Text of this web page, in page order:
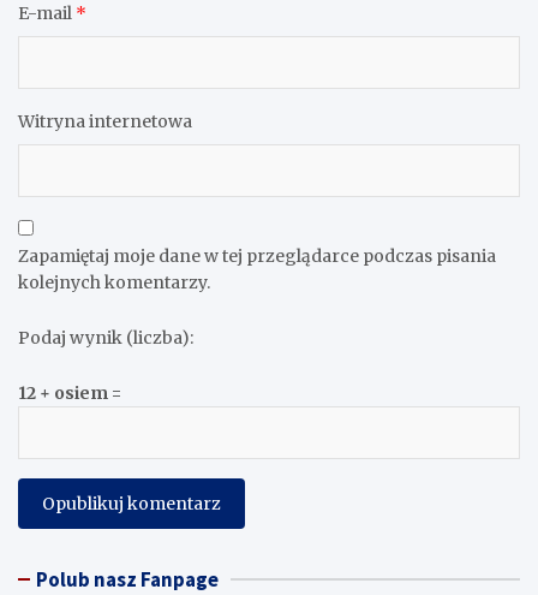
E-mail *
Witryna internetowa
Zapamiętaj moje dane w tej przeglądarce podczas pisania
kolejnych komentarzy.
Podaj wynik (liczba):
12 + osiem =
Polub nasz Fanpage